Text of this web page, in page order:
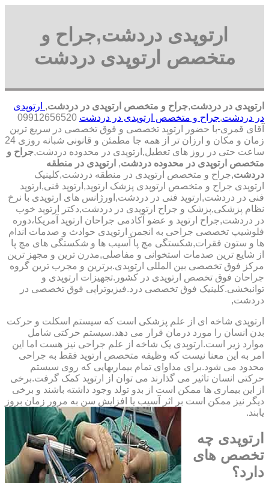
ارتوپدی دردشت,جراح و
متخصص ارتوپدی دردشت
ارتوپدی در دردشت,جراح و متخصص ارتوپدی در دردشت, ارتوپدی
در دردشت,جراح و متخصص ارتوپدی در دردشت 09912656520
آقای قمری-با حضور ارتوپد تخصصی و فوق تخصصی در سریع ترین
زمان و مکان و ارزان تر از همه جا مطمئن و قانونی شبانه روزی 24
ساعت حتی در روز های تعطیل,ارتوپدی در محدوده دردشت,جراح و
متخصص ارتوپدی در محدوده دردشت, ارتوپدی در منطقه
دردشت,جراح و متخصص ارتوپدی در منطقه دردشت,کلینیک
ارتوپدی جراح و متخصص ارتوپدی پزشک ارتوپد,ارتوپد فنی,ارتوپد
فنی در دردشت,ارتوپد فنی در دردشت,اورژانس های ارتوپدی با نرخ
نظام پزشکی,پزشک و جراح ارتوپدی در دردشت,دکتر ارتوپد خوب
در دردشت,جراح ارتوپد و عضو آکادمی جراحان ارتوپد آمریکا،دوره
فلوشیپ تخصصی جراحی به انجمن ارتوپدی حوادث و صدمات اندام
ها و ستون فقرات,شکستگی مچ پا آسیب ها و شکستگی های مچ پا
از شایع ترین صدمات استخوانی و مفاصلی,مدرن ترین و مجهز ترین
مرکز فوق تخصصی بین المللی ارتوپدی.برترین ‏و ‏مجرب ‏ترین ‏گروه
‏جراحان ‏فوق ‏تخصص ‏ارتوپدی ‏در ‏کشور.تجهیزات ارتوپدی و
توانبخشی.کلینیک فوق تخصصی درد.فیزیوتراپی فوق تخصصی در
دردشت,
ارتوپدی شاخه ای از علم پزشکی است که سیستم اسکلت و حرکت
بدن انسان را مورد درمان قرار می دهد.سیستم حرکتی شامل
موارد زیر است.ارتوپدی یک شاخه از علم جراحی نیز هست اما این
امر به این معنا نیست که وظیفه متخصص ارتوپد فقط به جراحی
محدود می شود.برای مداوای تمام بیماریهایی که روی سیستم
حرکتی انسان تاثیر می گذارند می توان از ارتوپد کمک گرفت.برخی
از این بیماری ها ممکن است از بدو تولد وجود داشته باشند و برخی
دیگر نیز ممکن است بر اثر آسیب یا افزایش سن به مرور زمان بروز
یابند.
ارتوپدی چه
تخصص های
دارد؟